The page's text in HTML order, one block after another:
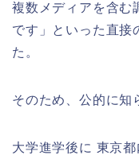
複数メディアを含む
です」といった直接
た。
そのため、公的に知
大学進学後に 東京